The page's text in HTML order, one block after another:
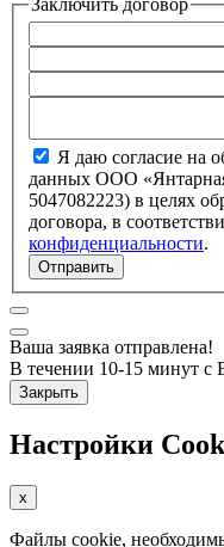
Я даю согласие на
данных ООО
5047082223) в целях обработки запроса и заключение
договора, в
конфиденциальности.
Отправить
Ваша заявка отправлена!
В течении 10-15 минут с
Закрыть
Настройки
x
Файлы cookie,